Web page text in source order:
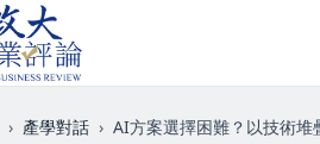
產學對話 AI方案選擇困難？以技術堆